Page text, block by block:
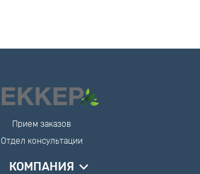
Прием заказов
Отдел консультации
КОМПАНИЯ